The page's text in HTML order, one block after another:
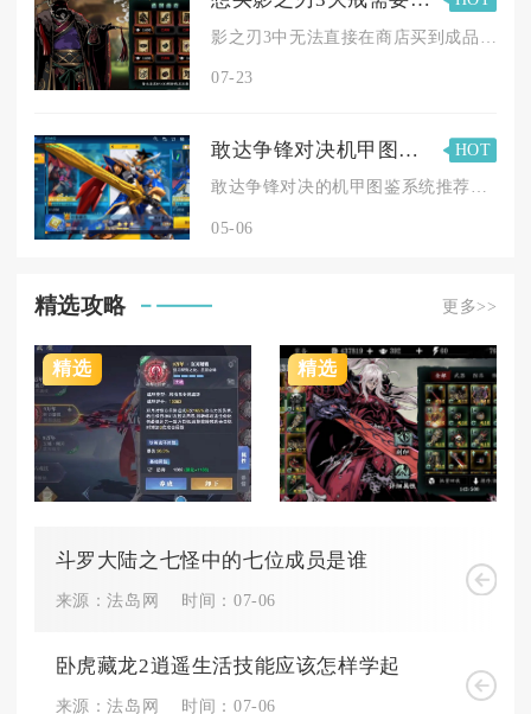
07-23
敢达争锋对决机甲图鉴系统适合几岁以上的玩家使用
HOT
05-06
精选攻略 更多>>
精选 精选
斗罗大陆之七怪中的七位成员是谁
来源：法岛网 时间：07-06
卧虎藏龙2逍遥生活技能应该怎样学起
来源：法岛网 时间：07-06